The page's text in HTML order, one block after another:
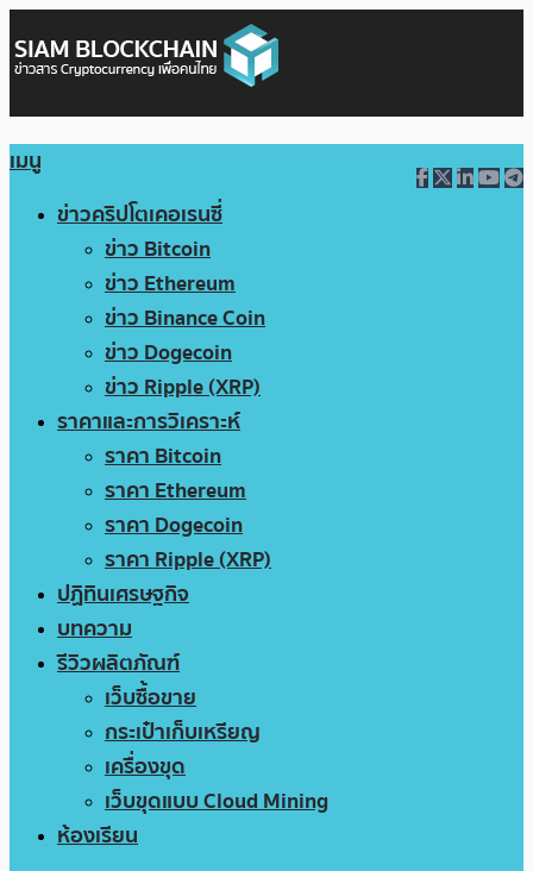
เมนู
ข่าวคริปโตเคอเรนซี่
ข่าว Bitcoin
ข่าว Ethereum
ข่าว Binance Coin
ข่าว Dogecoin
ข่าว Ripple (XRP)
ราคาและการวิเคราะห์
ราคา Bitcoin
ราคา Ethereum
ราคา Dogecoin
ราคา Ripple (XRP)
ปฏิทินเศรษฐกิจ
บทความ
รีวิวผลิตภัณฑ์
เว็บซื้อขาย
กระเป๋าเก็บเหรียญ
เครื่องขุด
เว็บขุดแบบ Cloud Mining
ห้องเรียน